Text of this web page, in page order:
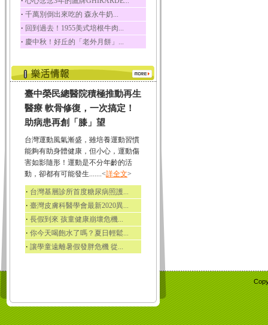
養成分有揮發油、檸...
草魚
草魚含有維生素A、維生
素C、及豐富的蛋白...
‧ 千萬別倒出來吃的 森永牛奶...
‧ 回到過去！1955美式培根牛肉...
‧ 慶中秋！好丘的「老外月餅」...
臺中榮民總醫院積極推動再生
醫療 軟骨修復，一次搞定！
助病患再創「膝」望
台灣運動風氣漸盛，雖培養運動習慣
能夠有助身體健康，但小心，運動傷
害如影隨形！運動是不分年齡的活
動，卻都有可能發生.......<詳全文>
‧ 台灣基層診所首度糖尿病照護...
‧ 臺灣皮膚科醫學會最新2020異...
‧ 長假到來 孩童健康崩壞危機...
‧ 你今天喝飽水了嗎？夏日輕鬆...
‧ 讓學童遠離暑假發胖危機 從...